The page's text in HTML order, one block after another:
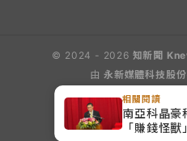
相關閱讀
南亞科晶豪
「賺錢怪
© 2024 - 2026 知新聞
由 永新媒體科技股